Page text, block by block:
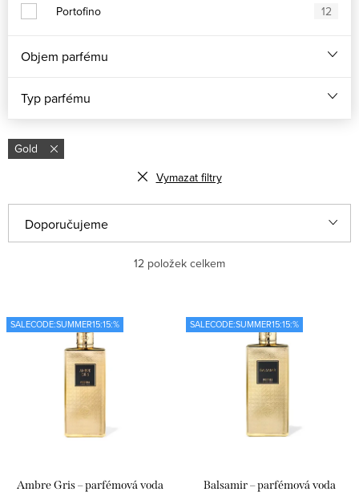
Portofino
12
Objem parfému
Typ parfému
Gold
Vymazat filtry
ý
s
k
a
n
u
Doporučujeme
Nejprodávanější
Abecedně
12 položek celkem
SALECODE:SUMMER15:15:%
Ambre Gris – parfémová voda
SALECODE:SUMMER15:15:%
Balsamir – parfémová voda